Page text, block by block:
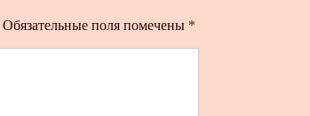
Обязательные поля помечены *